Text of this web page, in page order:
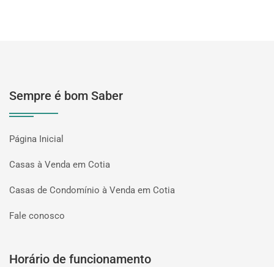
Sempre é bom Saber
Página Inicial
Casas à Venda em Cotia
Casas de Condomínio à Venda em Cotia
Fale conosco
Horário de funcionamento